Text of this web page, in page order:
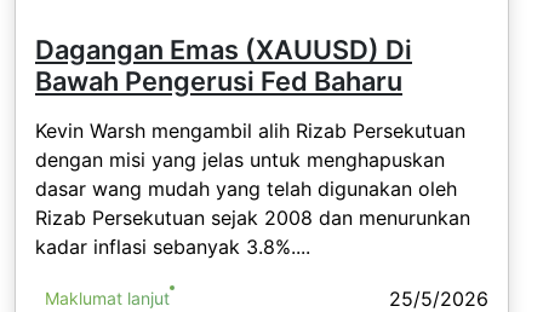
Dagangan Emas (XAUUSD) Di
Bawah Pengerusi Fed Baharu
Kevin Warsh mengambil alih Rizab Persekutuan
dengan misi yang jelas untuk menghapuskan
dasar wang mudah yang telah digunakan oleh
Rizab Persekutuan sejak 2008 dan menurunkan
kadar inflasi sebanyak 3.8%....
Maklumat lanjut 25/5/2026